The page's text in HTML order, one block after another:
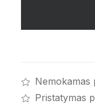
Pilkas
Nemokamas
Pristatymas